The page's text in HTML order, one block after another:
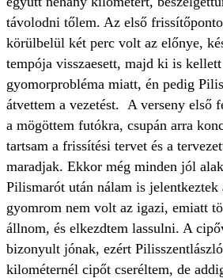
távolodni tőlem. Az első
körülbelül két perc volt az előnye,
tempója visszaesett, majd ki is
gyomorprobléma miatt, én pedig
átvettem a vezetést. A verseny első
a mögöttem futókra, csupán arra
tartsam a frissítési tervet és a
maradjak. Ekkor még minden jól
Pilismarót után nálam is jelentkeztek
gyomrom nem volt az igazi, emiatt
állnom, és elkezdtem lassulni. A
bizonyult jónak, ezért
kilométernél cipőt cseréltem, de